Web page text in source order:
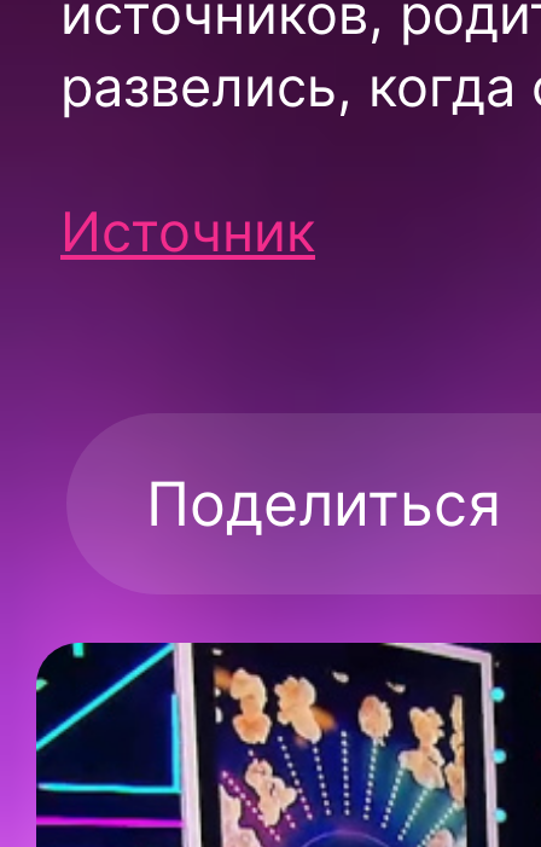
источников,
развелись,
Источник
Поделиться